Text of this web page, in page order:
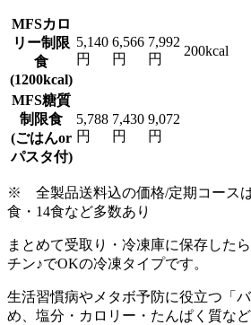
MFSカロ
リー制限
食
(1200kcal)
5,140
円
6,566
円
7,992
円
200kcal
MFS糖質
制限食
(ごはんor
パスタ付)
5,788
円
7,430
円
9,072
円
※ 全製品送料込の価格/定期コース
食・14食など多数あり
まとめて受取り・冷凍庫に保存した
チン♪でOKの冷凍タイプです。
生活習慣病やメタボ予防に役立つ「
め、塩分・カロリー・たんぱく質な